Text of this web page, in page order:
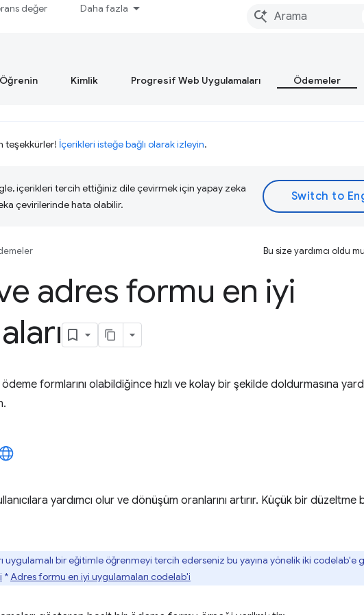
değer Daha fazla
Kimlik Progresif Web Uygulamaları Ödemeler
teşekkürler! İçerikleri isteğe bağlı olarak izleyin.
içerikleri tercih ettiğiniz dile çevirmek için yapay zeka
çevirilerinde hata olabilir.
Bu size yardımcı oldu
adres formu en iyi
ödeme formlarını olabildiğince hızlı ve kolay bir şekilde doldurmasına
yardımcı olur ve dönüşüm oranlarını artırır. Küçük bir
uygulamalı bir eğitimle öğrenmeyi tercih ederseniz bu yayına yönelik iki codelab'e
*Adres formu en iyi uygulamaları codelab'i